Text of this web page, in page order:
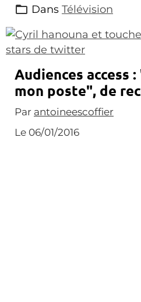
Dans Télévision
Audiences access
mon poste", de
Par antoineescoffier
Le 06/01/2016